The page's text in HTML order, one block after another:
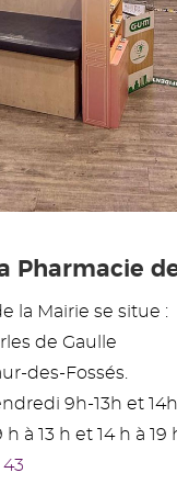
Pharmacie
la Mairie se situe :
de Gaulle
des-Fossés.
9h-13h et
h à 13 h et 14 h à 19
43